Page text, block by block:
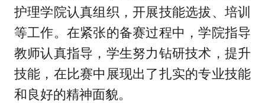
护理学院认真组织，开展技能选拔、培训
等工作。在紧张的备赛过程中，学院指导
教师认真指导，学生努力钻研技术，提升
技能，在比赛中展现出了扎实的专业技能
和良好的精神面貌。